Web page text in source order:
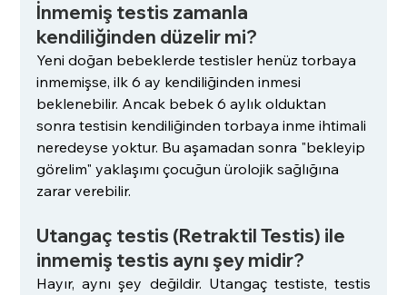
İnmemiş testis zamanla
kendiliğinden düzelir mi?
Yeni doğan bebeklerde testisler henüz torbaya
inmemişse, ilk 6 ay kendiliğinden inmesi
beklenebilir. Ancak bebek 6 aylık olduktan
sonra testisin kendiliğinden torbaya inme ihtimali
neredeyse yoktur. Bu aşamadan sonra "bekleyip
görelim" yaklaşımı çocuğun ürolojik sağlığına
zarar verebilir.
Utangaç testis (Retraktil Testis) ile
inmemiş testis aynı şey midir?
Hayır, aynı şey değildir. Utangaç testiste, testis